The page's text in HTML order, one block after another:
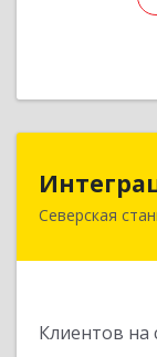
Северская
Клиентов
353240,